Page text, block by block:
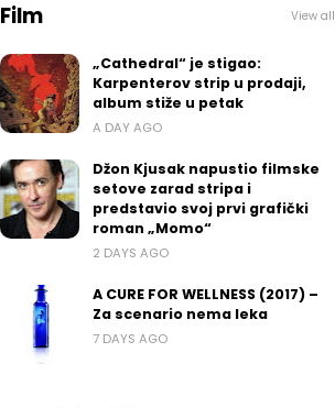
Film View all
„Cathedral“ je stigao:
Karpenterov strip u prodaji,
album stiže u petak
A DAY AGO
Džon Kjusak napustio filmske
setove zarad stripa i
predstavio svoj prvi grafički
roman „Momo“
2 DAYS AGO
A CURE FOR WELLNESS (2017) –
Za scenario nema leka
7 DAYS AGO